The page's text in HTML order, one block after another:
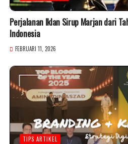
Perjalanan Iklan Sirup Marjan dari
Indonesia
FEBRUARI 11, 2026
TIPS ARTIKEL